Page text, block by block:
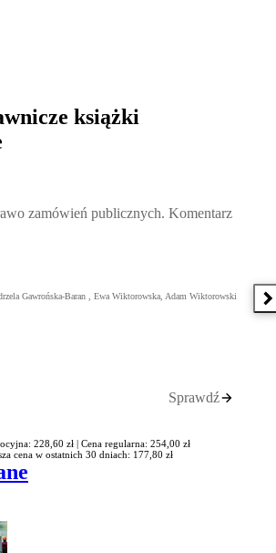
książki
zamówień publicznych. Komentarz
Gawrońska-Baran , Ewa Wiktorowska, Adam Wiktorowski
Sprawdź
228,60 zł | Cena regularna: 254,00 zł
cena w ostatnich 30 dniach: 177,80 zł